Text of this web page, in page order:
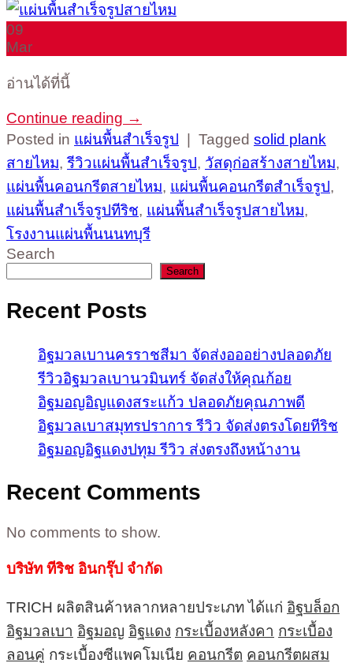
09
Mar
อ่านได้ที่นี้
Continue reading →
Posted in แผ่นพื้นสำเร็จรูป Tagged solid plank
สายไหม,รีวิวแผ่นพื้นสำเร็จรูป, วัสดุก่อสร้างสายไหม,
แผ่นพื้นคอนกรีตสายไหม, แผ่นพื้นคอนกรีตสำเร็จรูป,
แผ่นพื้นสำเร็จรูปทีริช, แผ่นพื้นสำเร็จรูปสายไหม,
โรงงานแผ่นพื้นนนทบุรี
Search
Search
Recent Posts
อิฐมวลเบานครราชสีมา จัดส่งอออย่างปลอดภัย
รีวิวอิฐมวลเบานวมินทร์ จัดส่งให้คุณก้อย
อิฐมอญอิญแดงสระแก้ว ปลอดภัยคุณภาพดี
อิฐมวลเบาสมุทรปราการ รีวิว จัดส่งตรงโดยทีริช
อิฐมอญอิฐแดงปทุม รีวิว ส่งตรงถึงหน้างาน
Recent Comments
No comments to show.
บริษัท ทีริช อินกรุ๊ป จำกัด
TRICH ผลิตสินค้าหลากหลายประเภท ได้แก่ อิฐบล็อก
อิฐมวลเบา อิฐมอญ อิฐแดง กระเบื้องหลังคา กระเบื้อง
ลอนคู่ กระเบื้องซีแพคโมเนีย คอนกรีต คอนกรีตผสม